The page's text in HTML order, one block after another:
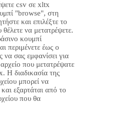
csv σε xltx
"browse", στη
και επιλέξτε το
να μετατρέψετε.
κουμπί
περιμένετε έως ο
να σας εμφανίσει για
που μετατρέψατε
Η διαδικασία της
μπορεί να
και εξαρτάται από το
που θα